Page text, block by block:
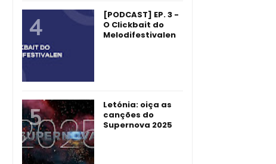
[PODCAST] EP. 3 -
O Clickbait do
Melodifestivalen
Letónia: oiça as
canções do
Supernova 2025